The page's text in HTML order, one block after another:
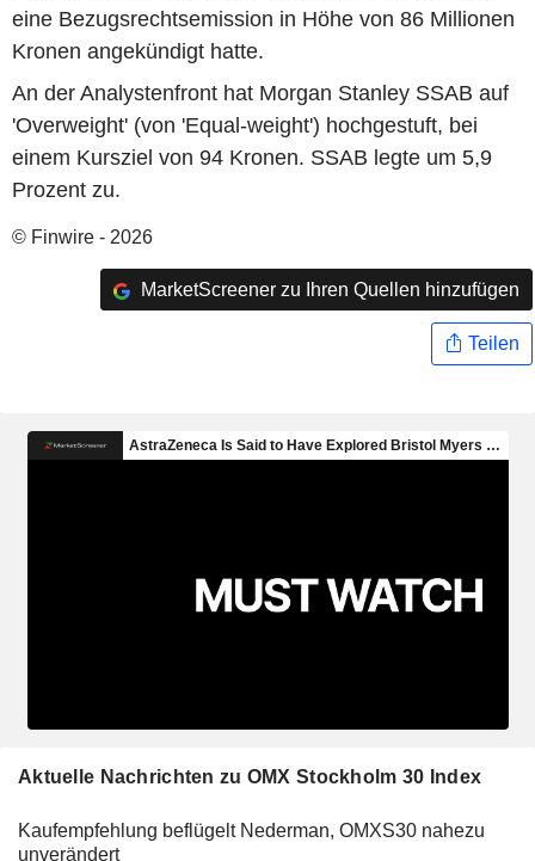
eine Bezugsrechtsemission in Höhe von 86 Millionen
Kronen angekündigt hatte.
An der Analystenfront hat Morgan Stanley SSAB auf
'Overweight' (von 'Equal-weight') hochgestuft, bei
einem Kursziel von 94 Kronen. SSAB legte um 5,9
Prozent zu.
© Finwire - 2026
MarketScreener zu Ihren Quellen hinzufügen
Teilen
Aktuelle Nachrichten zu OMX Stockholm 30 Index
Kaufempfehlung beflügelt Nederman, OMXS30 nahezu
unverändert